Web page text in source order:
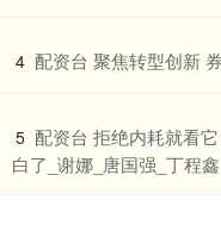
4 配资台 聚焦转型创新
5 配资台 拒绝内耗就看
白了_谢娜_唐国强_丁程鑫